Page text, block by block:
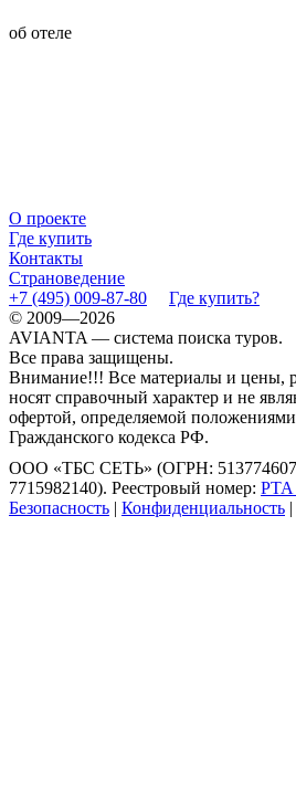
об отеле
О проекте
Где купить
Контакты
Страноведение
+7 (495) 009-87-80
Где купить?
© 2009—2026
AVIANTA — система поиска туров.
Все права защищены.
Внимание!!! Все материалы и цены,
носят справочный характер и не
офертой, определяемой
Гражданского кодекса РФ.
ООО «ТБС СЕТЬ» (ОГРН:
7715982140). Реестровый номер: РТА
Безопасность | Конфиденциальность |